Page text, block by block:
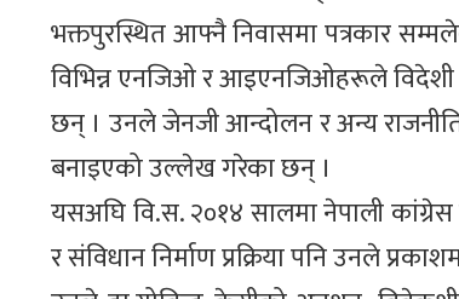
भक्तपुरस्थित आफ्नै निवासमा पत्रकार
विभिन्न एनजिओ र आइएनजिओहरूले विदेशी
छन् । उनले जेनजी आन्दोलन र अन्य
बनाइएको उल्लेख गरेका छन् ।
यसअघि वि.स. २०१४ सालमा नेपाली
र संविधान निर्माण प्रक्रिया पनि उनले